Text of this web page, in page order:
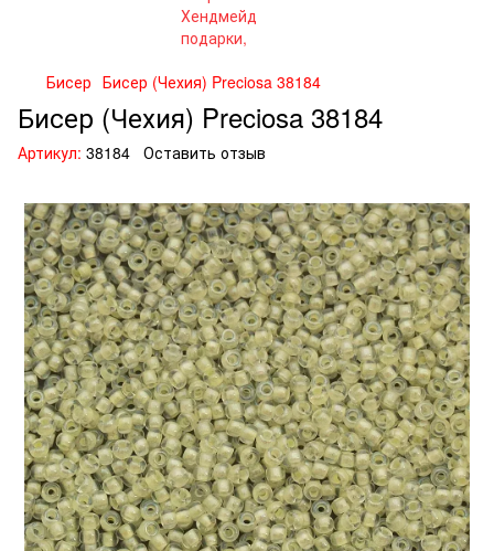
Бисер Бисер (Чехия) Preciosa 38184
Бисер (Чехия) Preciosa 38184
Артикул: 38184 Оставить отзыв